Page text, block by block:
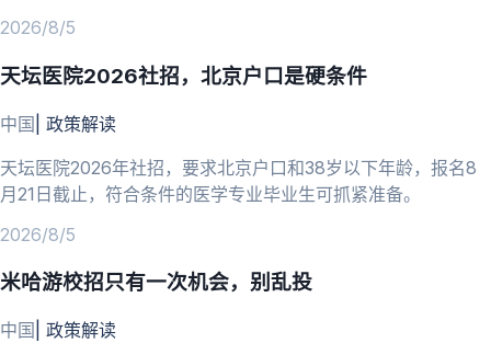
2026/8/5
天坛医院2026社招，北京户口是硬条件
中国 政策解读
天坛医院2026年社招，要求北京户口和38岁以下年龄，报名8
月21日截止，符合条件的医学专业毕业生可抓紧准备。
2026/8/5
米哈游校招只有一次机会，别乱投
中国 政策解读